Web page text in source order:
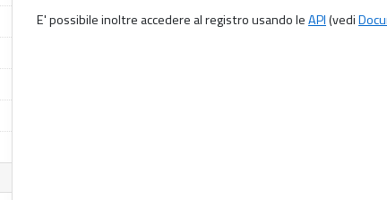
E' possibile inoltre accedere al registro usando leAPI(vedi